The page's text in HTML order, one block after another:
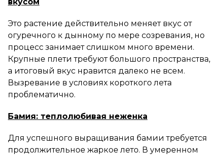
Это растение действительно меняет вкус от
огуречного к дынному по мере созревания, но
процесс занимает слишком много времени.
Крупные плети требуют большого пространства,
а итоговый вкус нравится далеко не всем.
Вызревание в условиях короткого лета
проблематично.
Бамия: теплолюбивая неженка
Для успешного выращивания бамии требуется
продолжительное жаркое лето. В умеренном